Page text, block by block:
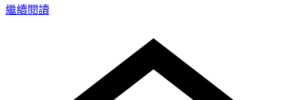
繼續閱讀